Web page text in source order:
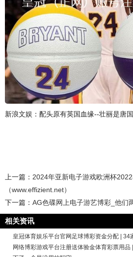
新浪文娱：配头原有英国血缘--壮丽是唐
上一篇： 2024年亚新电子游戏欧洲杯
（www.effizient.net）
下一篇： AG色碟网上电子游艺博彩_他们
相关资讯
皇冠体育娱乐平台官网足球博彩资金分配 | 34
网络博彩游戏平台注册送体验金体育彩票用